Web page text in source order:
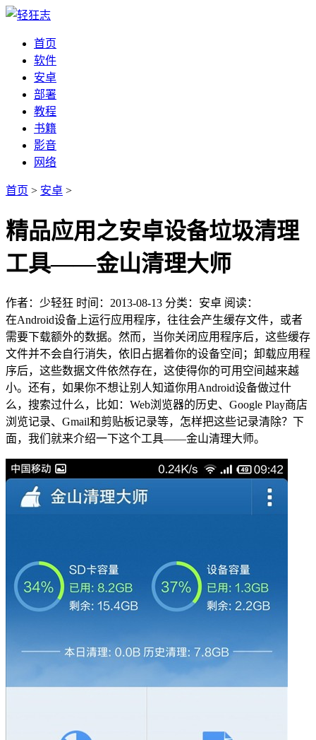
首页
软件
安卓
部署
教程
书籍
影音
网络
首页 > 安卓 >
精品应用之安卓设备垃圾清理
工具——金山清理大师
作者：少轻狂 时间：2013-08-13 分类：安卓 阅读：
在Android设备上运行应用程序，往往会产生缓存文件，或者
需要下载额外的数据。然而，当你关闭应用程序后，这些缓存
文件并不会自行消失，依旧占据着你的设备空间；卸载应用程
序后，这些数据文件依然存在，这使得你的可用空间越来越
小。还有，如果你不想让别人知道你用Android设备做过什
么，搜索过什么，比如：Web浏览器的历史、Google Play商店
浏览记录、Gmail和剪贴板记录等，怎样把这些记录清除？下
面，我们就来介绍一下这个工具——金山清理大师。